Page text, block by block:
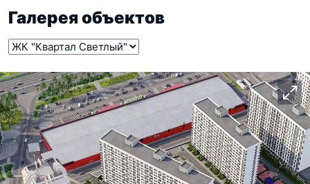
Галерея объектов